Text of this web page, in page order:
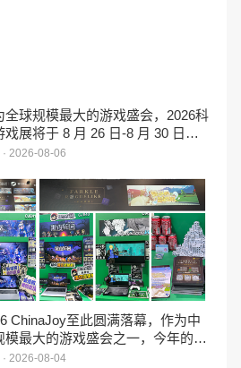
全球规模最大的游戏盛会，2026科
戏展将于 8 月 26 日-8 月 30 日在
举行。日前，科隆游戏展官方宣
这也是科隆游戏展办展史上首次出
位一席难求的情况。
· 2026-08-06
ChinaJoy至此圆满落幕，作为中
模最大的游戏盛会之一，今年的展
旧汇聚了来自全球的游戏厂商、媒
· 2026-08-04